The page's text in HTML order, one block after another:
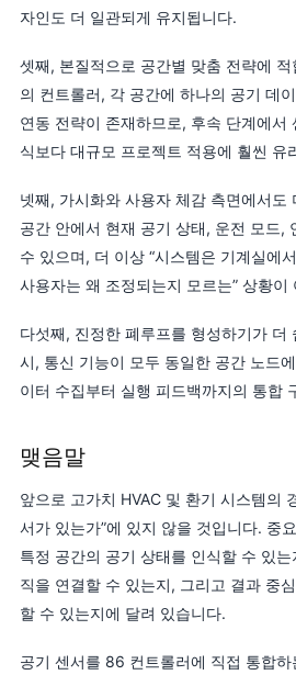
자인도 더 일관되게 유지됩니다.
셋째, 본질적으로 공간별 맞춤 전략에
의 컨트롤러, 각 공간에 하나의 공기 데
연동 전략이 존재하므로, 후속 단계에서
식보다 대규모 프로젝트 적용에 훨씬 유
넷째, 가시화와 사용자 체감 측면에서도
공간 안에서 현재 공기 상태, 운전 모드,
수 있으며, 더 이상 “시스템은 기계실에
사용자는 왜 조정되는지 모르는” 상황이
다섯째, 진정한 폐루프를 형성하기가 더
시, 통신 기능이 모두 동일한 공간 노드
이터 수집부터 실행 피드백까지의 통합
맺음말
앞으로 고가치 HVAC 및 환기 시스템의
서가 있는가”에 있지 않을 것입니다. 중
특정 공간의 공기 상태를 인식할 수 있
직을 연결할 수 있는지, 그리고 결과 중
할 수 있는지에 달려 있습니다.
공기 센서를 86 컨트롤러에 직접 통합